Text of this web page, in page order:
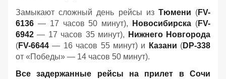
Замыкают сложный день рейсы из Тюмени (FV-
6136 — 17 часов 50 минут), Новосибирска (FV-
6942 — 17 часов 35 минут),
Нижнего Новгорода
(FV-6644 — 16 часов 55 минут) и Казани (DP-338
от «Победы» — 14 часов 50 минут).
Все задержанные рейсы на прилет в Сочи